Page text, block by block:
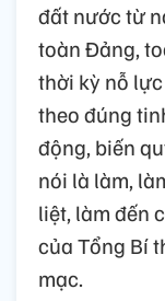
đất nước từ
toàn Đảng,
thời kỳ nỗ
theo đúng
động, biến
nói là làm,
liệt, làm đến
của Tổng Bí
mạc.